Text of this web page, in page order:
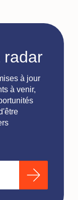
radar
à jour
à venir,